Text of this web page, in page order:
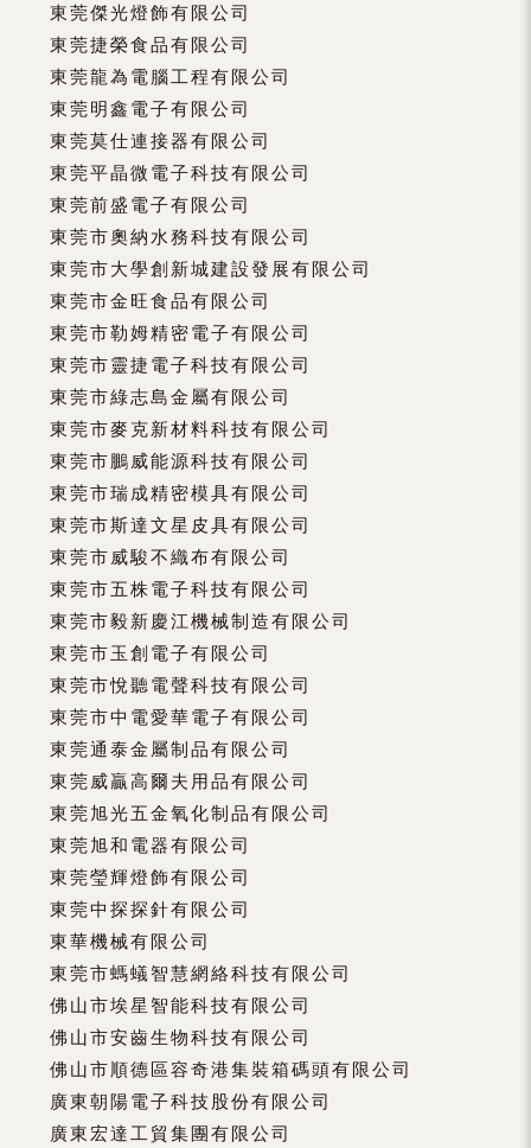
東莞傑光燈飾有限公司
東莞捷榮食品有限公司
東莞龍為電腦工程有限公司
東莞明鑫電子有限公司
東莞莫仕連接器有限公司
東莞平晶微電子科技有限公司
東莞前盛電子有限公司
東莞市奧納水務科技有限公司
東莞市大學創新城建設發展有限公司
東莞市金旺食品有限公司
東莞市勒姆精密電子有限公司
東莞市靈捷電子科技有限公司
東莞市綠志島金屬有限公司
東莞市麥克新材料科技有限公司
東莞市鵬威能源科技有限公司
東莞市瑞成精密模具有限公司
東莞市斯達文星皮具有限公司
東莞市威駿不織布有限公司
東莞市五株電子科技有限公司
東莞市毅新慶江機械制造有限公司
東莞市玉創電子有限公司
東莞市悅聽電聲科技有限公司
東莞市中電愛華電子有限公司
東莞通泰金屬制品有限公司
東莞威贏高爾夫用品有限公司
東莞旭光五金氧化制品有限公司
東莞旭和電器有限公司
東莞瑩輝燈飾有限公司
東莞中探探針有限公司
東華機械有限公司
東莞市螞蟻智慧網絡科技有限公司
佛山市埃星智能科技有限公司
佛山市安齒生物科技有限公司
佛山市順德區容奇港集裝箱碼頭有限公司
廣東朝陽電子科技股份有限公司
廣東宏達工貿集團有限公司